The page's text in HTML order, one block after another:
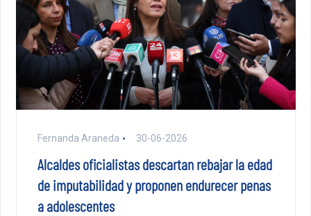
Fernanda Araneda 30-06-2026
Alcaldes oficialistas descartan rebajar la edad
de imputabilidad y proponen endurecer penas
a adolescentes